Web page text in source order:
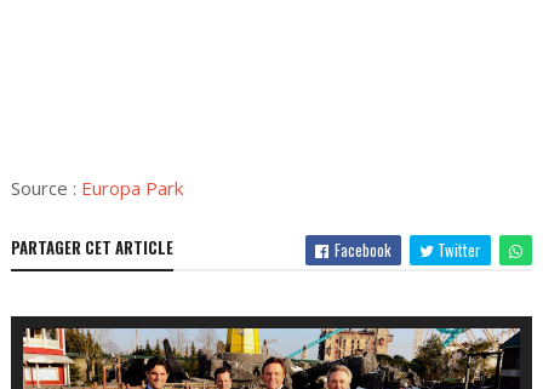
Source : Europa Park
PARTAGER CET ARTICLE Facebook Twitter